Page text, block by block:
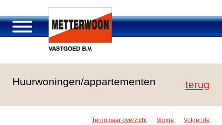
Portfolio
Huurwoningen/appartementen terug
Terug naar overzicht Vorige Volgende